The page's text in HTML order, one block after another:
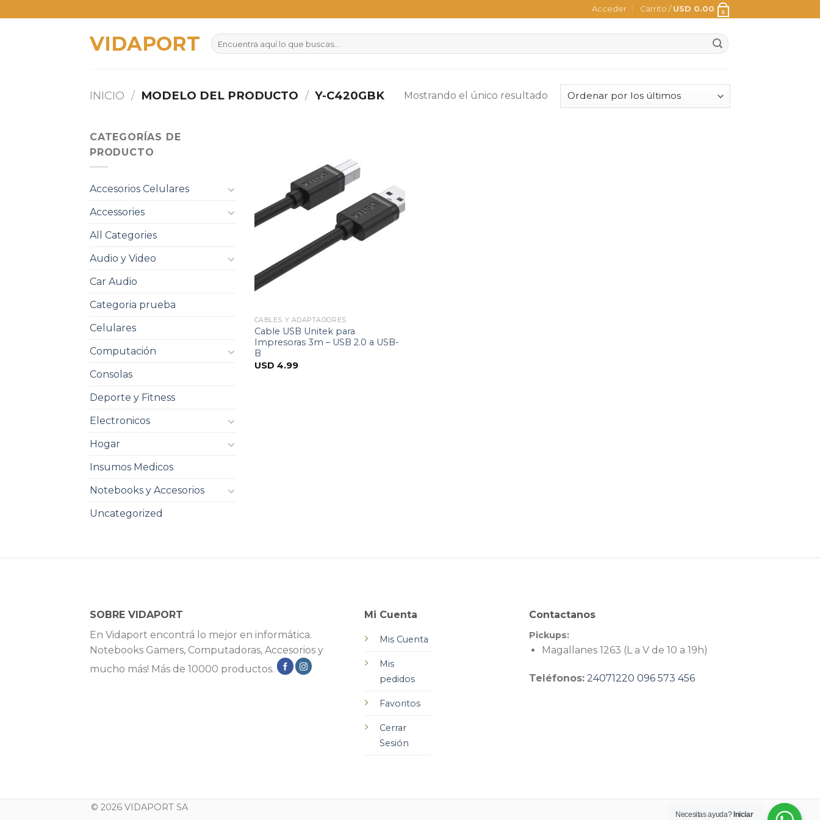
to
Acceder Carrito / USD 0.00 0
VIDAPORT
Buscar
por:
INICIO / MODELO DEL PRODUCTO / Y-C420GBK Mostrando el único resultado
CATEGORÍAS DE
PRODUCTO
Accesorios Celulares
Accessories
All Categories
Audio y Video
Car Audio
Categoria prueba
Celulares
Computación
Consolas
Deporte y Fitness
Electronicos
Hogar
Insumos Medicos
Notebooks y Accesorios
Uncategorized
CABLES Y ADAPTADORES
Cable USB Unitek para
Impresoras 3m – USB 2.0 a USB-
B
USD 4.99
SOBRE VIDAPORT
En Vidaport encontrá lo mejor en informática.
Notebooks Gamers, Computadoras, Accesorios y
mucho más! Más de 10000 productos.
Mi Cuenta
Mis Cuenta
Mis
pedidos
Favoritos
Cerrar
Sesión
Contactanos
Pickups:
Magallanes 1263 (L a V de 10 a 19h)
Teléfonos: 24071220 096 573 456
© 2026 VIDAPORT SA
Necesitas ayuda? Iniciar